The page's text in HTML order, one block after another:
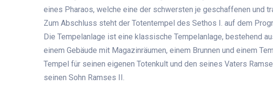
eines Pharaos, welche eine der schwersten je geschaffenen und
Zum Abschluss steht der Totentempel des Sethos I. auf dem
Die Tempelanlage ist eine klassische Tempelanlage, bestehend
einem Gebäude mit Magazinräumen, einem Brunnen und einem
Tempel für seinen eigenen Totenkult und den seines Vaters
seinen Sohn Ramses II.